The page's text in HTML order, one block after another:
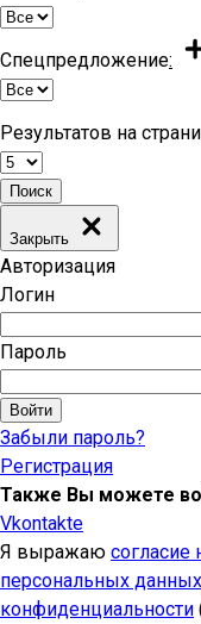
Спецпредложение:
Результатов на
Поиск
Закрыть
Авторизация
Логин
Пароль
Войти
Забыли пароль?
Регистрация
Также Вы можете
Vkontakte
Я выражаю согласие
персональных данных
конфиденциальности